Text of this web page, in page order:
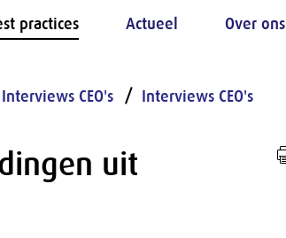
practices Actueel Over ons
Interviews CEO's
Interviews CEO's
uit